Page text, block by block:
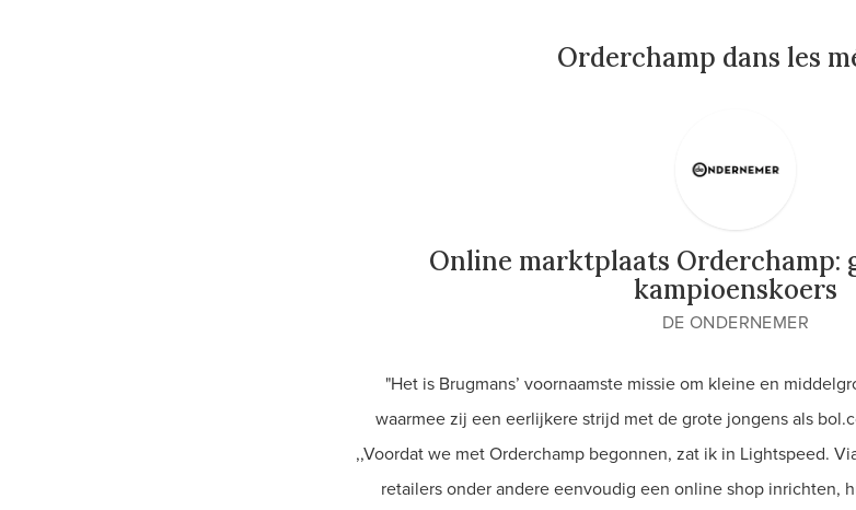
Orderchamp dans les
Online marktplaats Orderchamp:
kampioenskoers
DE ONDERNEMER
"Het is Brugmans’ voornaamste missie om kleine en
waarmee zij een eerlijkere strijd met de grote jongens als
,,Voordat we met Orderchamp begonnen, zat ik in Lightspeed.
retailers onder andere eenvoudig een online shop inrichten,